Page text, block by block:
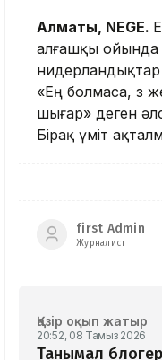
Алматы, NEGE.
алғашқы ойында
«Ең болмаса, өз
шығар» деген
Бірақ үміт
first Admin
Журналист
Қазір оқып жатыр
20:52, 08 Тамыз 2026
Танымал блогер